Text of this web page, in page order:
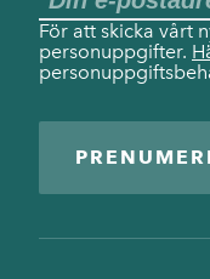
För att skicka vårt
personuppgifter.